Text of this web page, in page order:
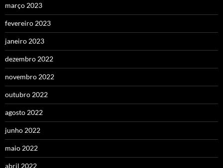
março 2023
fevereiro 2023
janeiro 2023
dezembro 2022
novembro 2022
outubro 2022
agosto 2022
junho 2022
maio 2022
abril 2022